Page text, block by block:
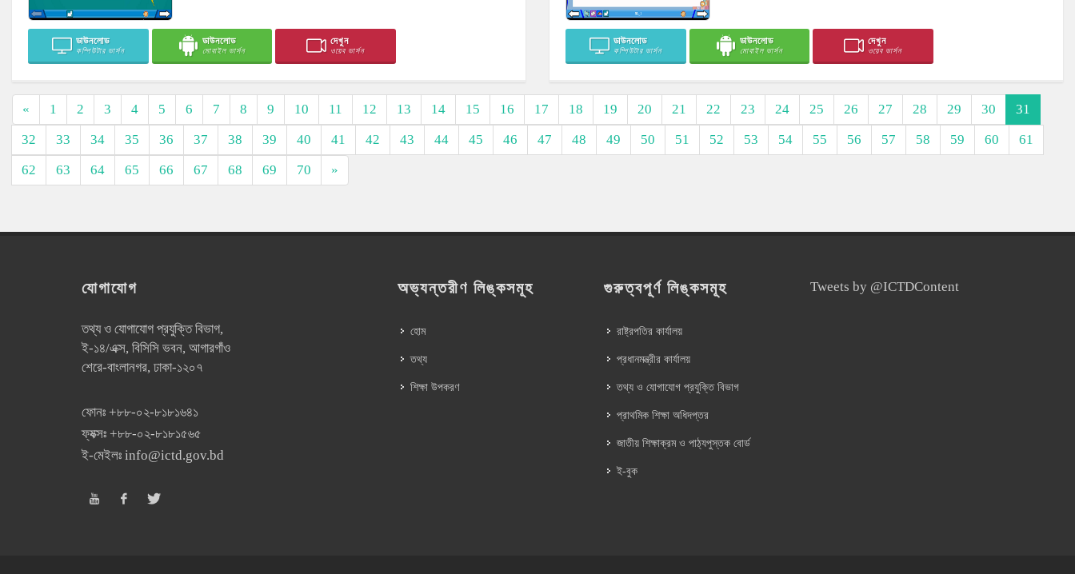
ডাউনলোড
কম্পিউটার ভার্সন
ডাউনলোড
মোবাইল ভার্সন
দেখুন
ওয়েব ভার্সন
ডাউনলোড
কম্পিউটার ভার্সন
ডাউনলোড
মোবাইল ভার্সন
দেখুন
ওয়েব ভার্সন
« 1 2 3 4 5 6 7 8 9 10 11 12 13 14 15 16 17 18 19 20 21 22 23 24 25 26 27 28 29 30
31
32
33 34 35 36 37 38 39 40 41 42 43 44 45 46 47 48 49 50 51 52 53 54 55 56 57 58 59 60
61
62
63 64 65 66 67 68 69 70 »
যোগাযোগ
তথ্য ও যোগাযোগ প্রযুক্তি বিভাগ,
ই-১৪/এক্স, বিসিসি ভবন, আগারগাঁও
শেরে-বাংলানগর, ঢাকা-১২০৭
ফোনঃ +৮৮-০২-৮১৮১৬৪১
ফ্যক্সঃ +৮৮-০২-৮১৮১৫৬৫
ই-মেইলঃ info@ictd.gov.bd
অভ্যন্তরীণ লিঙ্কসমূহ
হোম
তথ্য
শিক্ষা উপকরণ
গুরুত্বপূর্ণ লিঙ্কসমূহ
রাষ্ট্রপতির কার্যালয়
প্রধানমন্ত্রীর কার্যালয়
তথ্য ও যোগাযোগ প্রযুক্তি বিভাগ
প্রাথমিক শিক্ষা অধিদপ্তর
জাতীয় শিক্ষাক্রম ও পাঠ্যপুস্তক বোর্ড
ই-বুক
Tweets by @ICTDContent